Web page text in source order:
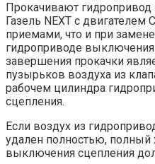
Прокачивают
Газель NEXT с двигателем
приемами, что и при
гидроприводе
завершения прокачки
пузырьков воздуха из
рабочем цилиндра
сцепления.
Если воздух из
удален полностью, полный
выключения сцепления